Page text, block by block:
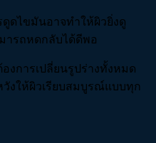
ดไขมันอาจทำให้ผิวยิ่งดู
ารถหดกลับได้ดีพอ
งการเปลี่ยนรูปร่างทั้งหมด
งให้ผิวเรียบสมบูรณ์แบบทุก